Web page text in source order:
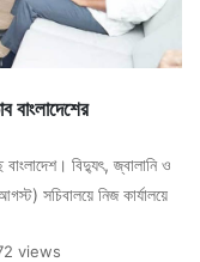
বাংলাদেশের
বিদ্যুৎ, জ্বালানি ও
সচিবালয়ে নিজ কার্যালয়ে
views